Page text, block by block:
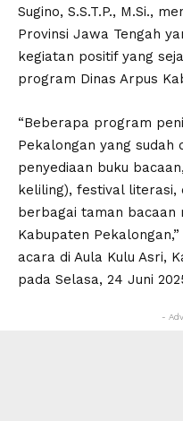
Sugino, S.S.T.P., M.Si.,
Provinsi Jawa Tengah
kegiatan positif yang
program Dinas Arpus
“Beberapa program
Pekalongan yang sudah
penyediaan buku
keliling), festival literasi,
berbagai taman bacaan
Kabupaten
acara di Aula Kulu Asri,
pada Selasa, 24 Juni
-